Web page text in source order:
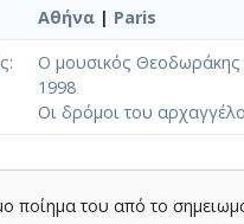
Υποθέσαμε πως
Αθήνα | Paris
Ο μουσικός Θεοδωράκης
1998
Οι δρόμοι του
ποίημα του από το